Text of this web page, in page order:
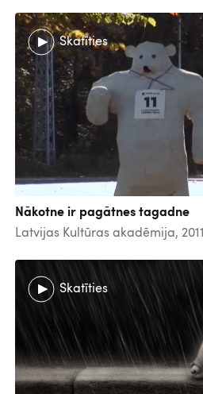
Skatīties
Nākotne ir pagātnes tagadne
Latvijas Kultūras akadēmija, 2011
Skatīties